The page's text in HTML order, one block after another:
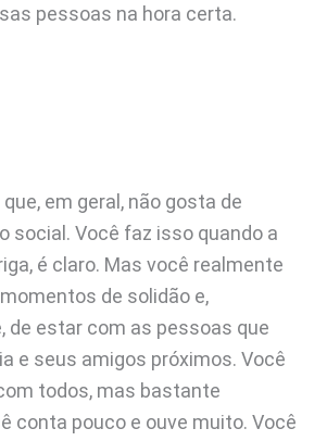
pessoas na hora certa.
em geral, não gosta de
social. Você faz isso quando a
é claro. Mas você realmente
de solidão e,
de estar com as pessoas que
e seus amigos próximos. Você
todos, mas bastante
conta pouco e ouve muito. Você